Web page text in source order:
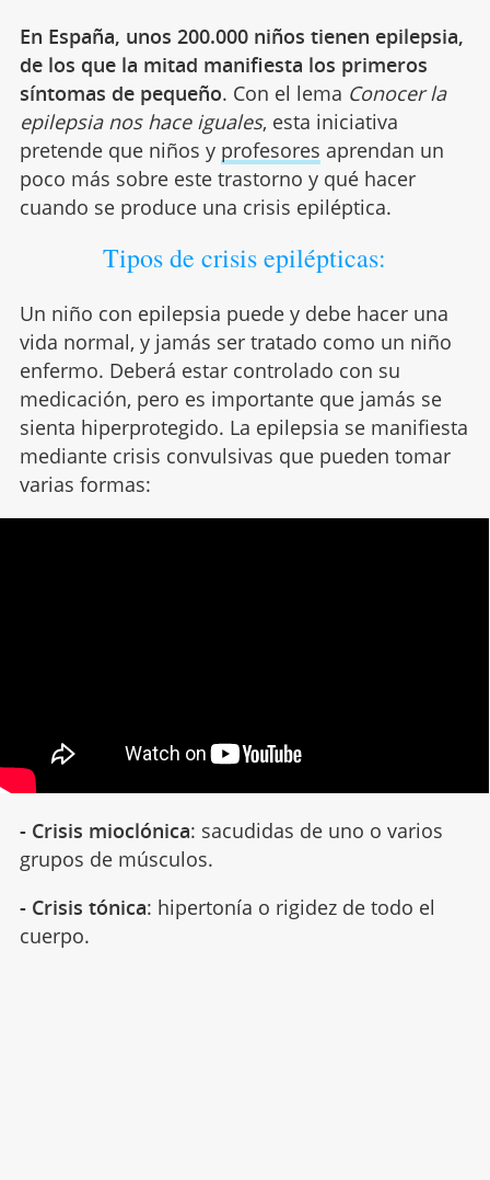
En España, unos 200.000 niños tienen epilepsia,
de los que la mitad manifiesta los primeros
síntomas de pequeño. Con el lema Conocer la
epilepsia nos hace iguales, esta iniciativa
pretende que niños y profesores aprendan un
poco más sobre este trastorno y qué hacer
cuando se produce una crisis epiléptica.
Tipos de crisis epilépticas:
Un niño con epilepsia puede y debe hacer una
vida normal, y jamás ser tratado como un niño
enfermo. Deberá estar controlado con su
medicación, pero es importante que jamás se
sienta hiperprotegido. La epilepsia se manifiesta
mediante crisis convulsivas que pueden tomar
varias formas:
- Crisis mioclónica: sacudidas de uno o varios
grupos de músculos.
- Crisis tónica: hipertonía o rigidez de todo el
cuerpo.